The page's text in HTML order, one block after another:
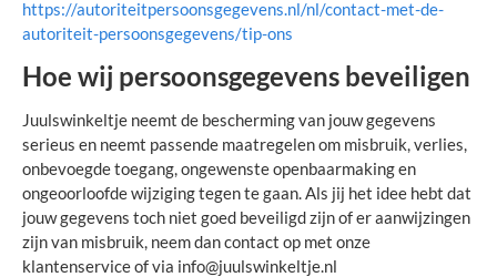
https://autoriteitpersoonsgegevens.nl/nl/contact-met-de-
autoriteit-persoonsgegevens/tip-ons
Hoe wij persoonsgegevens beveiligen
Juulswinkeltje neemt de bescherming van jouw gegevens
serieus en neemt passende maatregelen om misbruik, verlies,
onbevoegde toegang, ongewenste openbaarmaking en
ongeoorloofde wijziging tegen te gaan. Als jij het idee hebt dat
jouw gegevens toch niet goed beveiligd zijn of er aanwijzingen
zijn van misbruik, neem dan contact op met onze
klantenservice of via info@juulswinkeltje.nl